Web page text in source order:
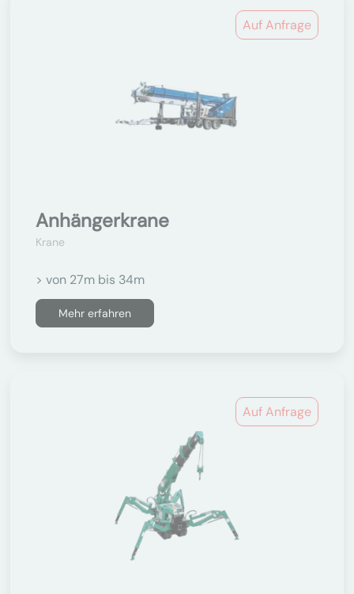
Auf Anfrage
Anhängerkrane
Krane
> von 27m bis 34m
Mehr erfahren
Auf Anfrage